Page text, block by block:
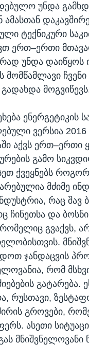
უნდა
ამასთან
ტექნიკური
ერთ–ერთი
უნდა დაიწყოს
მომწამლავი
ვერსია
აქვს ერთ–ერთი
გამო
ქვეყნებს
მძიმე
რაც
ჩინეთსა და
გვაქვს,
ჯანდაცვის
რომ
გატარება.
რუსთავი,
გროვები,
ასეთი
მნიშვნელოვანი